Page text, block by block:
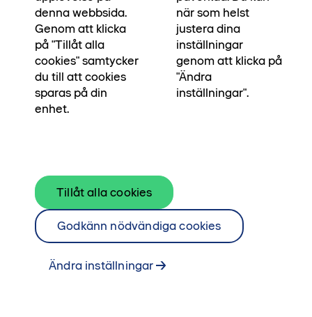
räknat med, ja då står lägenheten redo för dig.
Notera att erbjudandet följer varje trapphus
planerade inflyttningstid. Kontakta din mäklare
för att boka en tid för visning.
Se bostäder till salu
Kontakta mäklare
denna webbsida.
Genom att klicka
på "Tillåt alla
cookies" samtycker
du till att cookies
sparas på din
enhet.
när som helst
justera dina
inställningar
genom att klicka på
"Ändra
inställningar".
Ändra inställningar
Godkänn nödvändiga cookies
Tillåt alla cookies